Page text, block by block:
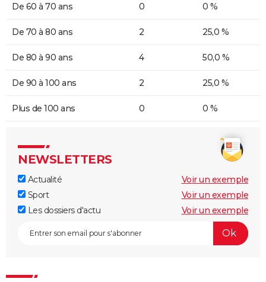
De 60 à 70 ans 0 0 %
De 70 à 80 ans 2 25,0 %
De 80 à 90 ans 4 50,0 %
De 90 à 100 ans 2 25,0 %
Plus de 100 ans 0 0 %
NEWSLETTERS
Actualité
Voir un exemple
Sport
Voir un exemple
Les dossiers d'actu
Voir un exemple